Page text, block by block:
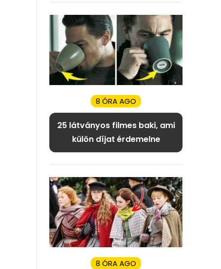
8 ÓRA AGO
25 látványos filmes baki, ami
külön díjat érdemelne
8 ÓRA AGO